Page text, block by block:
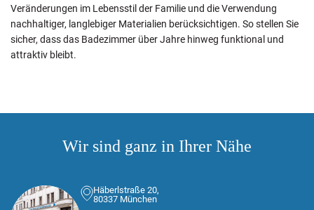
Veränderungen im Lebensstil der Familie und die Verwendung
nachhaltiger, langlebiger Materialien berücksichtigen. So stellen Sie
sicher, dass das Badezimmer über Jahre hinweg funktional und
attraktiv bleibt.
Wir sind ganz in Ihrer Nähe
Häberlstraße 20,
80337 München